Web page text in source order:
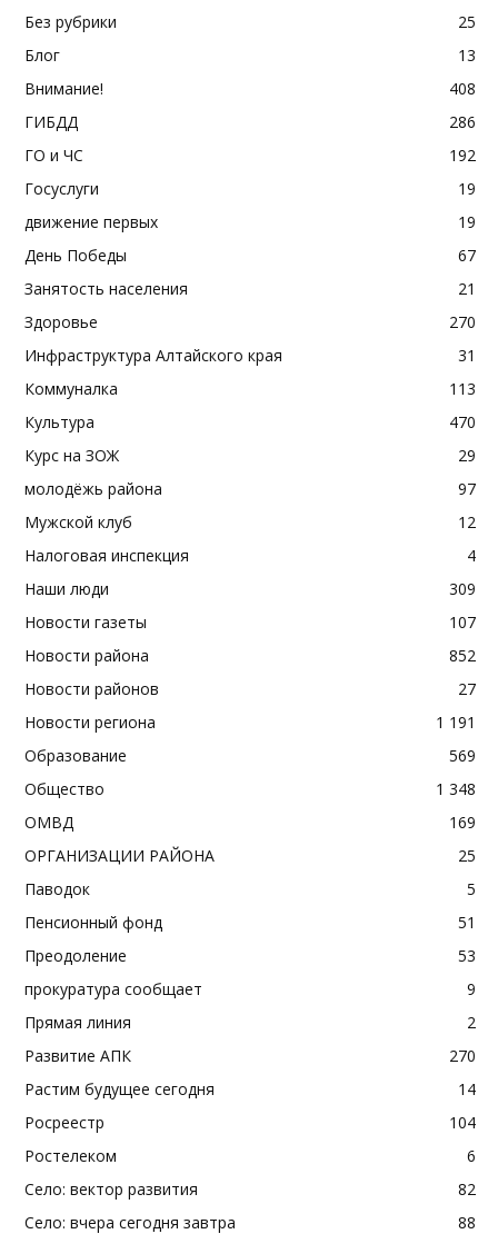
Без рубрики
25
Блог
13
Внимание!
408
ГИБДД
286
ГО и ЧС
192
Госуслуги
19
движение первых
19
День Победы
67
Занятость населения
21
Здоровье
270
Инфраструктура Алтайского края
31
Коммуналка
113
Культура
470
Курс на ЗОЖ
29
молодёжь района
97
Мужской клуб
12
Налоговая инспекция
4
Наши люди
309
Новости газеты
107
Новости района
852
Новости районов
27
Новости региона
1 191
Образование
569
Общество
1 348
ОМВД
169
ОРГАНИЗАЦИИ РАЙОНА
25
Паводок
5
Пенсионный фонд
51
Преодоление
53
прокуратура сообщает
9
Прямая линия
2
Развитие АПК
270
Растим будущее сегодня
14
Росреестр
104
Ростелеком
6
Село: вектор развития
82
Село: вчера сегодня завтра
88